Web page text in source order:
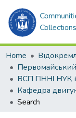
Collections
Home
Search